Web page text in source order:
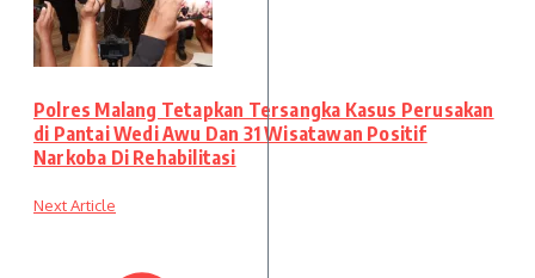
Polres Malang Tetapkan Tersangka Kasus Perusakan
di Pantai Wedi Awu Dan 31 Wisatawan Positif
Narkoba Di Rehabilitasi
Next Article